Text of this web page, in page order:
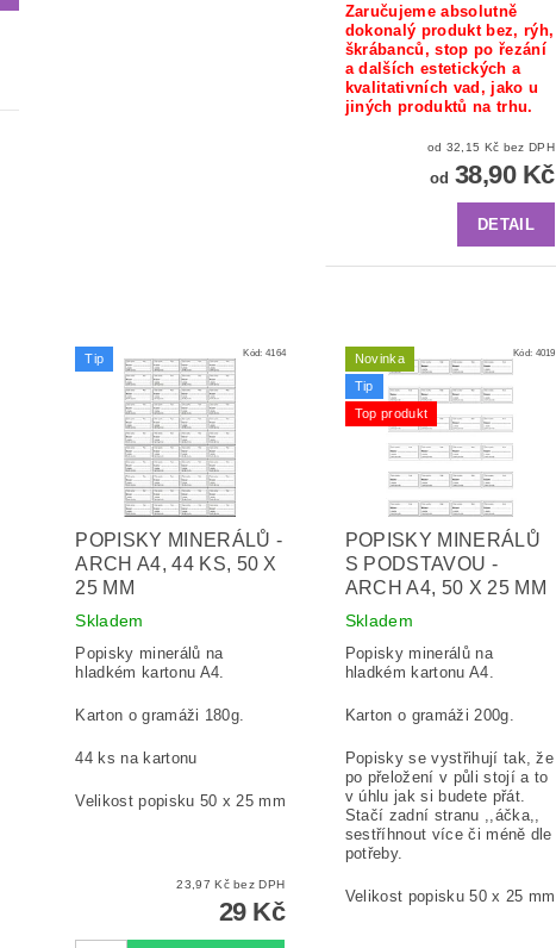
Zaručujeme absolutně
dokonalý produkt bez, rýh,
škrábanců, stop po řezání
a dalších estetických a
kvalitativních vad, jako u
jiných produktů na trhu.
od 32,15 Kč bez DPH
od 38,90 Kč
DETAIL
Tip Kód:4164
POPISKY MINERÁLŮ -
ARCH A4, 44 KS, 50 X
25 MM
Skladem
Popisky minerálů na
hladkém kartonu A4.
Karton o gramáži 180g.
44 ks na kartonu
Velikost popisku 50 x 25 mm
23,97 Kč bez DPH
29 Kč
Novinka
Tip
Top produkt
Kód: 4019
POPISKY MINERÁLŮ
S PODSTAVOU -
ARCH A4, 50 X 25 MM
Skladem
Popisky minerálů na
hladkém kartonu A4.
Karton o gramáži 200g.
Popisky se vystřihují tak, že
po přeložení v půli stojí a to
v úhlu jak si budete přát.
Stačí zadní stranu ,,áčka,,
sestříhnout více či méně dle
potřeby.
Velikost popisku 50 x 25 mm